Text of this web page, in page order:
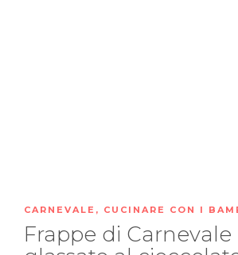
CARNEVALE , CUCINARE CON I
Frappe di